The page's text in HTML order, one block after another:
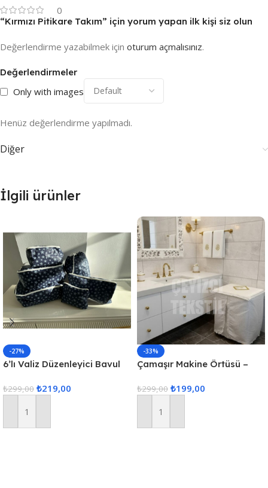
0
Değerlendirmeler
Only with images
Henüz değerlendirme yapılmadı.
“Kırmızı Pitikare Takım” için yorum yapan ilk kişi siz olun
Değerlendirme yazabilmek için oturum açmalısınız.
Diğer
İlgili ürünler
-27%
6’lı Valiz Düzenleyici Bavul
Hurcu
₺299,00 ₺219,00
Sepete Ekle
-33%
Çamaşır Makine Örtüsü –
₺299,00 ₺199,00
Sepete Ekle